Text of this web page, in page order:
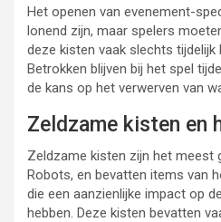
Het openen van evenement-
lonend zijn, maar spelers
deze kisten vaak slechts tijdelijk
Betrokken blijven bij het spel
de kans op het verwerven van
Zeldzame kisten en
Zeldzame kisten zijn het meest
Robots, en bevatten items van
die een aanzienlijke impact op
hebben. Deze kisten bevatten